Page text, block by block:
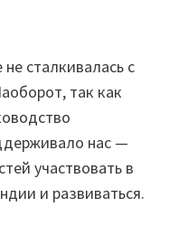
сталкивалась с
так как
нас —
участвовать в
и развиваться.